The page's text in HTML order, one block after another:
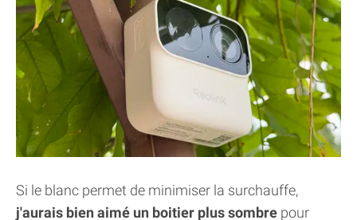
Si le blanc permet de minimiser la surchauffe,
j'aurais bien aimé un boitier plus sombre pour